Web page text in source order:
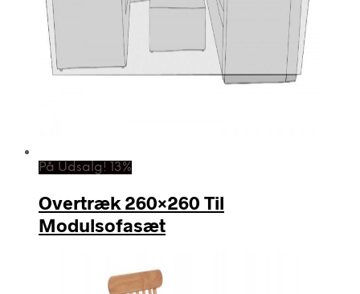
På Udsalg! 13%
Overtræk 260×260 Til
Modulsofasæt